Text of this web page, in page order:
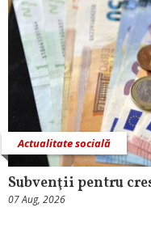
Actualitate socială
Subvenţii pentru
07 Aug, 2026